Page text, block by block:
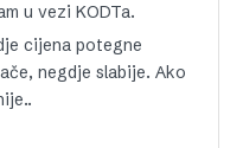
u vezi KODTa.
cijena potegne
negdje slabije. Ako